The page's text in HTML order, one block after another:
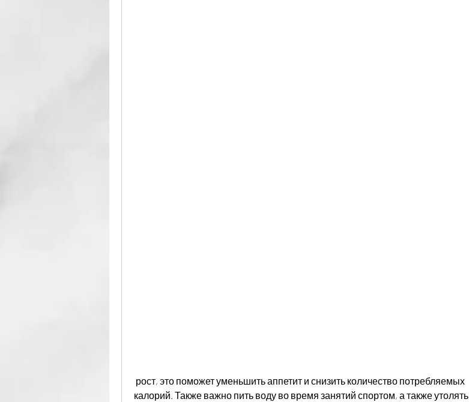
калорий. Также важно пить воду во время занятий спортом, а также утолять